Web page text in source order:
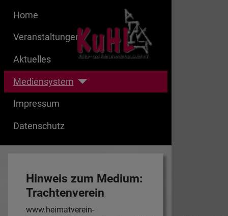
Home
Veranstaltungen
Aktuelles
Mediensystem
Impressum
Datenschutz
Hinweis zum Medium:
Trachtenverein
www.heimatverein-